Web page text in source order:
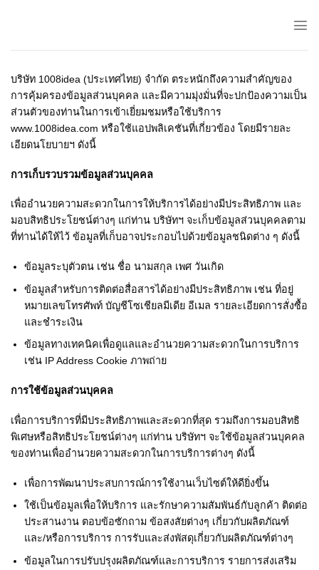
บริษัท 1008idea (ประเทศไทย) จำกัด ตระหนักถึงความสำคัญของ
การคุ้มครองข้อมูลส่วนบุคคล และมีความมุ่งมั่นที่จะปกป้องความเป็น
ส่วนตัวของท่านในการเข้าเยี่ยมชมหรือใช้บริการ
www.1008idea.com หรือใช้แอปพลิเคชันที่เกี่ยวข้อง โดยมีรายละ
เอียดนโยบายฯ ดังนี้
การเก็บรวบรวมข้อมูลส่วนบุคคล
เพื่ออำนวยความสะดวกในการให้บริการได้อย่างมีประสิทธิภาพ และ
มอบสิทธิประโยชน์ต่างๆ แก่ท่าน บริษัทฯ จะเก็บข้อมูลส่วนบุคคลตาม
ที่ท่านได้ให้ไว้ ข้อมูลที่เก็บอาจประกอบไปด้วยข้อมูลชนิดต่าง ๆ ดังนี้
ข้อมูลระบุตัวตน เช่น ชื่อ นามสกุล เพศ วันเกิด
ข้อมูลสำหรับการติดต่อสื่อสารได้อย่างมีประสิทธิภาพ เช่น ที่อยู่
หมายเลขโทรศัพท์ บัญชีโซเชียลมีเดีย อีเมล รายละเอียดการสั่งซื้อ
และชำระเงิน
ข้อมูลทางเทคนิคเพื่อดูแลและอำนวยความสะดวกในการบริการ
เช่น IP Address Cookie ภาพถ่าย
การใช้ข้อมูลส่วนบุคคล
เพื่อการบริการที่มีประสิทธิภาพและสะดวกที่สุด รวมถึงการมอบสิทธิ
พิเศษหรือสิทธิประโยชน์ต่างๆ แก่ท่าน บริษัทฯ จะใช้ข้อมูลส่วนบุคคล
ของท่านเพื่ออำนวยความสะดวกในการบริการต่างๆ ดังนี้
เพื่อการพัฒนาประสบการณ์การใช้งานเว็บไซต์ให้ดียิ่งขึ้น
ใช้เป็นข้อมูลเพื่อให้บริการ และรักษาความสัมพันธ์กับลูกค้า ติดต่อ
ประสานงาน ตอบข้อซักถาม ข้อสงสัยต่างๆ เกี่ยวกับผลิตภัณฑ์
และ/หรือการบริการ การรับและส่งพัสดุเกี่ยวกับผลิตภัณฑ์ต่างๆ
ข้อมูลในการปรับปรุงผลิตภัณฑ์และการบริการ รายการส่งเสริม